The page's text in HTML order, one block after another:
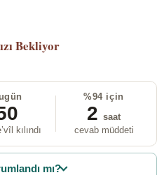
Bekliyor
kılındı
%94 için
2 saat
cevab müddeti
mı?